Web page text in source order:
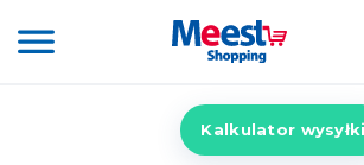
Kalkulator wysyłki